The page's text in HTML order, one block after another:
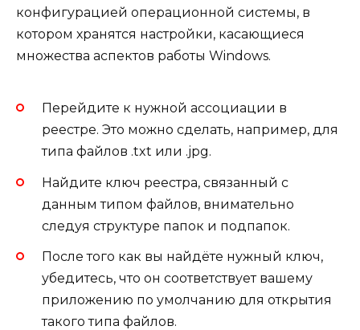
конфигурацией операционной системы, в
котором хранятся настройки, касающиеся
множества аспектов работы Windows.
Перейдите к нужной ассоциации в
реестре. Это можно сделать, например, для
типа файлов .txt или .jpg.
Найдите ключ реестра, связанный с
данным типом файлов, внимательно
следуя структуре папок и подпапок.
После того как вы найдёте нужный ключ,
убедитесь, что он соответствует вашему
приложению по умолчанию для открытия
такого типа файлов.